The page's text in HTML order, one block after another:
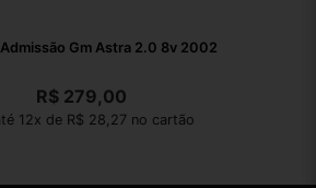
Gm Astra 2.0 8v 2002
R$ 279,00
12x de R$ 28,27 no cartão